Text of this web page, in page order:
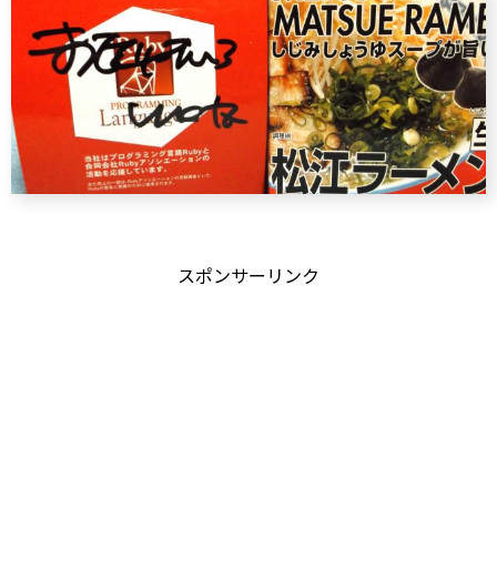
スポンサーリンク